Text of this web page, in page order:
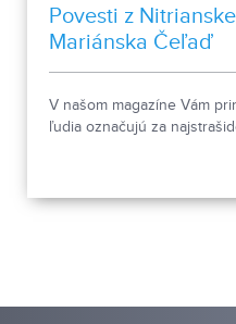
Povesti z
Mariánska Čeľaď
V našom magazíne Vám
ľudia označujú za